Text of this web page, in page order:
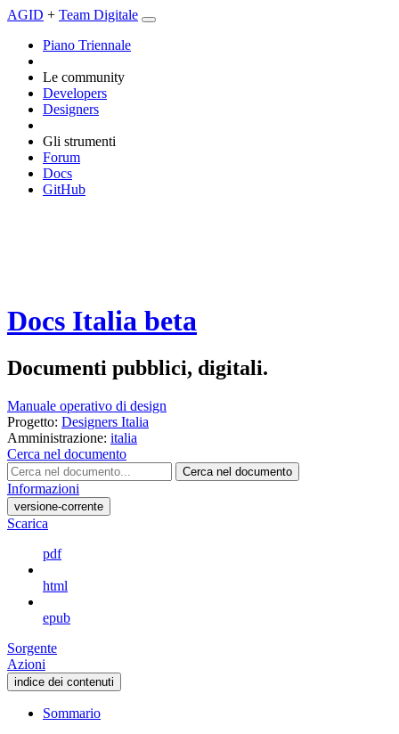
AGID + Team Digitale
Piano Triennale
Le community
Developers
Designers
Gli strumenti
Forum
Docs
GitHub
Docs Italia beta
Documenti pubblici, digitali.
Manuale operativo di design
Progetto: Designers Italia
Amministrazione: italia
Cerca nel documento
Cerca nel documento
Informazioni
versione-corrente
Scarica
pdf
html
epub
Sorgente
Azioni
indice dei contenuti
Sommario